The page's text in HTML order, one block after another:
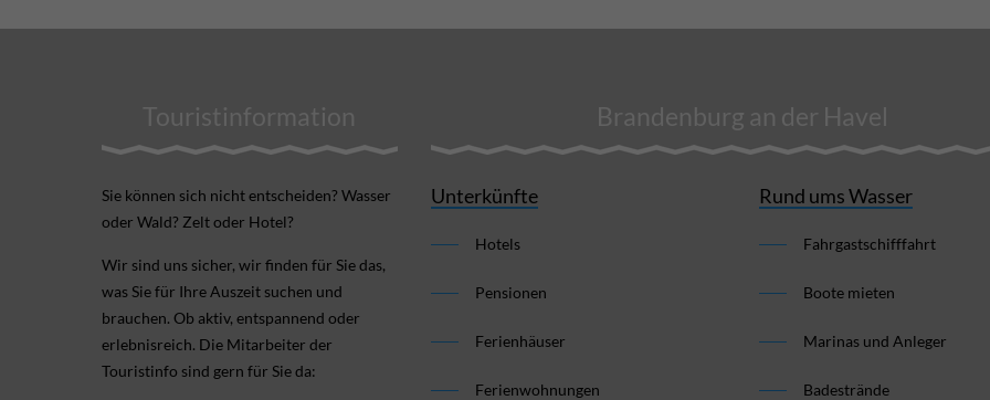
Touristinformation
Sie können sich nicht ent­scheiden? Wasser
oder Wald? Zelt oder Hotel?
Wir sind uns sicher, wir finden für Sie das,
was Sie für Ihre Aus­zeit suchen und
brauchen. Ob aktiv, ent­spannend oder
erlebnis­reich. Die Mitarbeiter der
Touristinfo sind gern für Sie da:
Brandenburg an der Havel
Unterkünfte
Hotels
Pensionen
Ferienhäuser
Ferienwohnungen
Rund ums Wasser
Fahrgastschifffahrt
Boote mieten
Marinas und Anleger
Badestrände